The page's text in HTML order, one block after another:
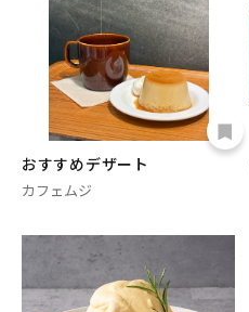
おすすめデザート
カフェムジ